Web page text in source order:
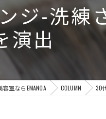
ヘア
ジ-洗練
演出
室ならEMANOA COLUMN 30